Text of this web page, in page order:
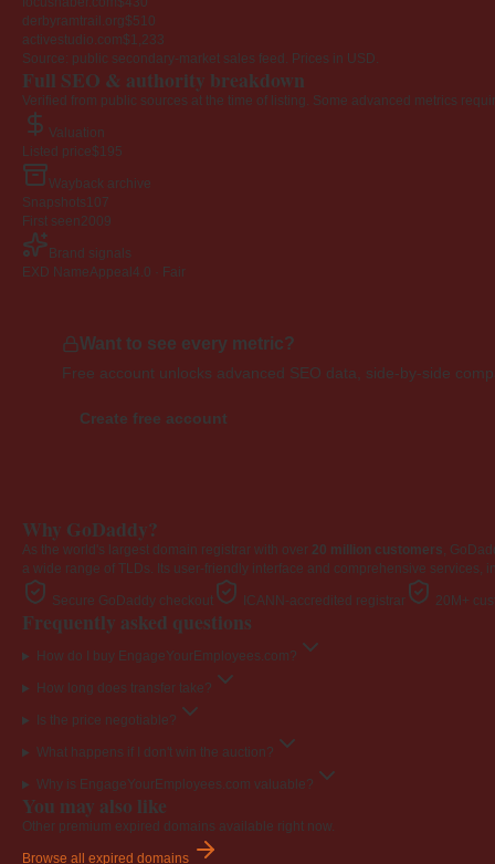
derbyramtrail.org$510
activestudio.com$1,233
Source: public secondary-market sales feed. Prices in USD.
Full SEO & authority breakdown
Verified from public sources at the time of listing. Some advanced metrics
Valuation
Listed price$195
Wayback archive
Snapshots 107
First seen2009
Brand signals
EXD NameAppeal 4.0 · Fair
Want to see every metric?
Free account unlocks advanced SEO data, side-by-side
Create free account
Why GoDaddy?
As the world's largest domain registrar with over 20 million customers,
a wide range of TLDs. Its user-friendly interface and comprehensive
Secure GoDaddy checkout ICANN-accredited registrar 20M+
Frequently asked questions
How do I buy EngageYourEmployees.com?
How long does transfer take?
Is the price negotiable?
What happens if I don't win the auction?
Why is EngageYourEmployees.com valuable?
You may also like
Other premium expired domains available right now.
Browse all expired domains